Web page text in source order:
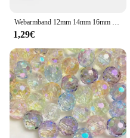
Webarmband 12mm 14mm 16mm 18mm 20mm 22mm 24mm Sportuhrenarmband Stoff Nylon Uhrenarmband Stahlschnalle Gürtel Uhrenarmbänder
1,29€